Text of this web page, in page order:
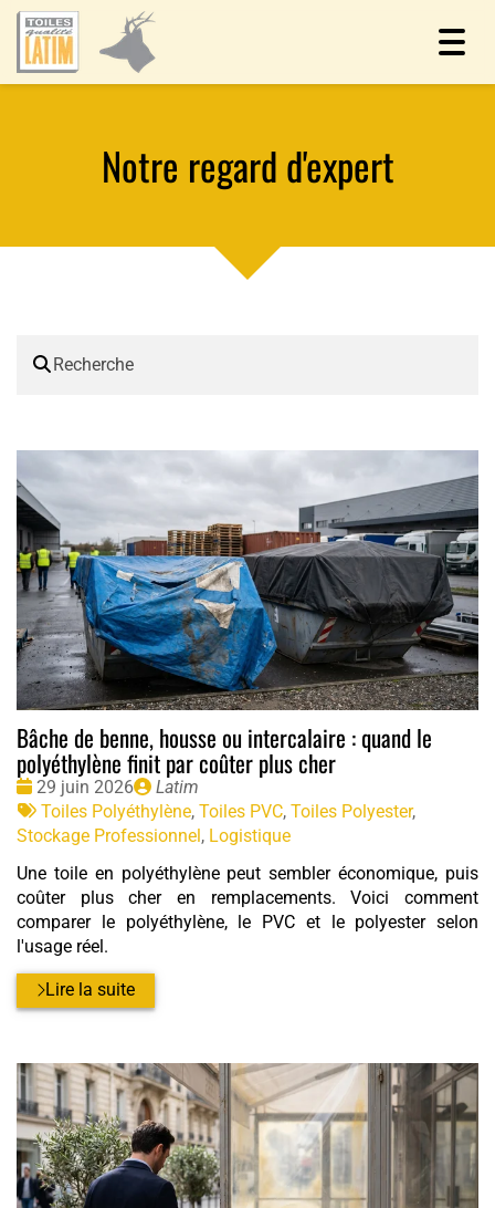
Notre regard d'expert
Bâche de benne, housse ou intercalaire : quand le
polyéthylène finit par coûter plus cher
Date
:
29 juin 2026
Publié
par
Latim
Tags
:
Toiles Polyéthylène, Toiles PVC, Toiles Polyester,
Stockage Professionnel, Logistique
Une toile en polyéthylène peut sembler économique, puis
coûter plus cher en remplacements. Voici comment
comparer le polyéthylène, le PVC et le polyester selon
l'usage réel.
Lire la suite